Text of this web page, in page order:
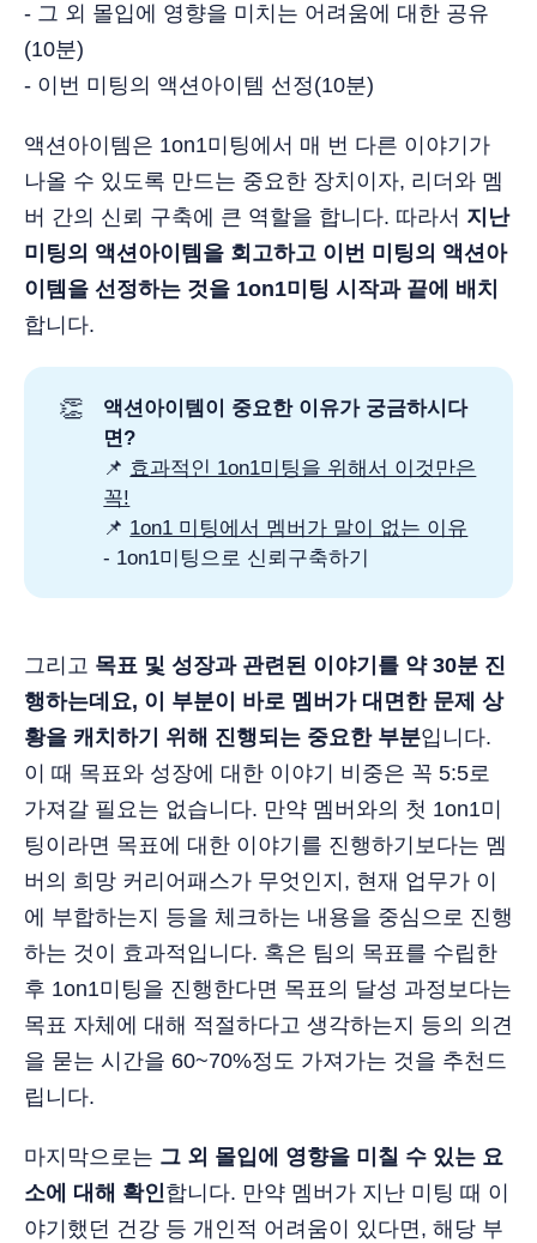
- 그 외 몰입에 영향을 미치는 어려움에 대한 공유
(10분)
- 이번 미팅의 액션아이템 선정(10분)
액션아이템은 1on1미팅에서 매 번 다른 이야기가
나올 수 있도록 만드는 중요한 장치이자, 리더와 멤
버 간의 신뢰 구축에 큰 역할을 합니다. 따라서 지난
미팅의 액션아이템을 회고하고 이번 미팅의 액션아
이템을 선정하는 것을 1on1미팅 시작과 끝에 배치
합니다.
👏
액션아이템이 중요한 이유가 궁금하시다
면?
📌 효과적인 1on1미팅을 위해서 이것만은
꼭!
📌 1on1 미팅에서 멤버가 말이 없는 이유
- 1on1미팅으로 신뢰구축하기
그리고 목표 및 성장과 관련된 이야기를 약 30분 진
행하는데요, 이 부분이 바로 멤버가 대면한 문제 상
황을 캐치하기 위해 진행되는 중요한 부분입니다.
이 때 목표와 성장에 대한 이야기 비중은 꼭 5:5로
가져갈 필요는 없습니다. 만약 멤버와의 첫 1on1미
팅이라면 목표에 대한 이야기를 진행하기보다는 멤
버의 희망 커리어패스가 무엇인지, 현재 업무가 이
에 부합하는지 등을 체크하는 내용을 중심으로 진행
하는 것이 효과적입니다. 혹은 팀의 목표를 수립한
후 1on1미팅을 진행한다면 목표의 달성 과정보다는
목표 자체에 대해 적절하다고 생각하는지 등의 의견
을 묻는 시간을 60~70%정도 가져가는 것을 추천드
립니다.
마지막으로는 그 외 몰입에 영향을 미칠 수 있는 요
소에 대해 확인합니다. 만약 멤버가 지난 미팅 때 이
야기했던 건강 등 개인적 어려움이 있다면, 해당 부